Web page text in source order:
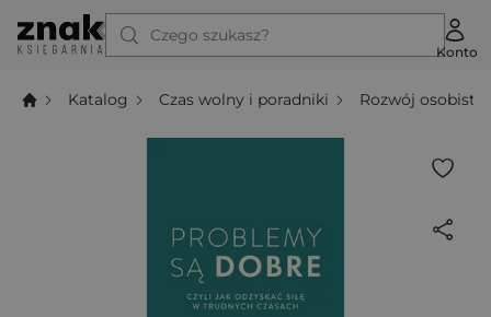
Czego szukasz?
Konto
Katalog Czas wolny i poradniki Rozwój osobisty